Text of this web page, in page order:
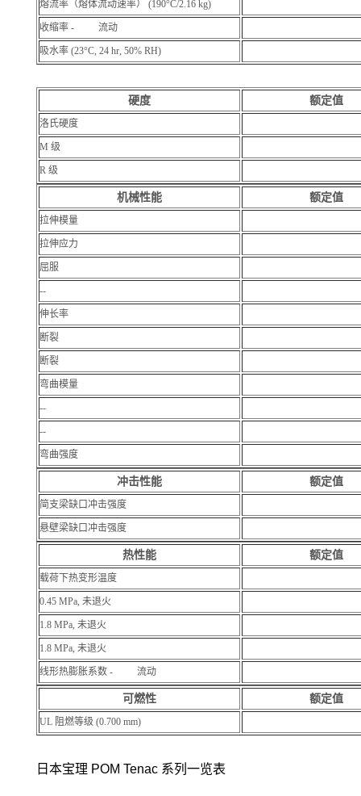
熔流率（熔体流动速率） (190°C/2.16 kg)
收缩率 - 流动
吸水率 (23°C, 24 hr, 50% RH)
硬度 额定值
洛氏硬度
M 级
R 级
机械性能 额定值
拉伸模量
拉伸应力
屈服
--
伸长率
断裂
断裂
弯曲模量
--
--
弯曲强度
冲击性能 额定值
简支梁缺口冲击强度
悬壁梁缺口冲击强度
热性能 额定值
载荷下热变形温度
0.45 MPa, 未退火
1.8 MPa, 未退火
1.8 MPa, 未退火
线形热膨胀系数 - 流动
可燃性 额定值
UL 阻燃等级 (0.700 mm)
日本宝理 POM Tenac 系列一览表